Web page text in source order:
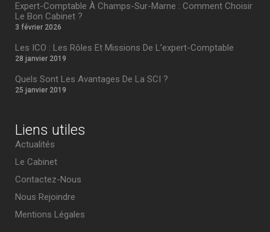
Expert-Comptable À Champs-Sur-Marne : Comment Choisir
Le Bon Cabinet ?
3 février 2026
Les ICO : Les Rôles Et Missions De L’expert-Comptable
28 janvier 2019
Quels Sont Les Avantages De La SCI ?
25 janvier 2019
Liens utiles
Actualités
Le Cabinet
Contactez-Nous
Nous Rejoindre
Mentions Légales